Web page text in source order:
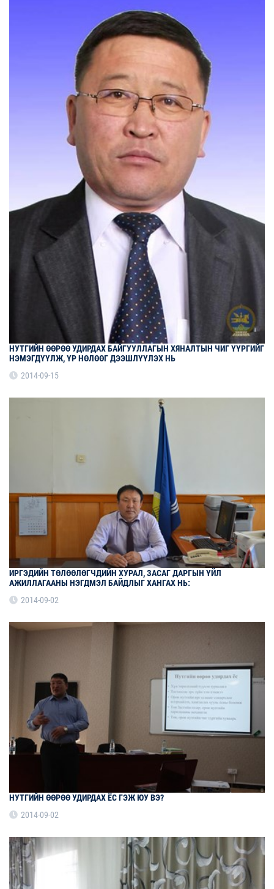
НУТГИЙН ӨӨРӨӨ УДИРДАХ БАЙГУУЛЛАГЫН ХЯНАЛТЫН ЧИГ ҮҮРГИЙГ
НЭМЭГДҮҮЛЖ, ҮР НӨЛӨӨГ ДЭЭШЛҮҮЛЭХ НЬ
2014-09-15
ИРГЭДИЙН ТӨЛӨӨЛӨГЧДИЙН ХУРАЛ, ЗАСАГ ДАРГЫН ҮЙЛ
АЖИЛЛАГААНЫ НЭГДМЭЛ БАЙДЛЫГ ХАНГАХ НЬ:
2014-09-02
НУТГИЙН ӨӨРӨӨ УДИРДАХ ЁС ГЭЖ ЮУ ВЭ?
2014-09-02